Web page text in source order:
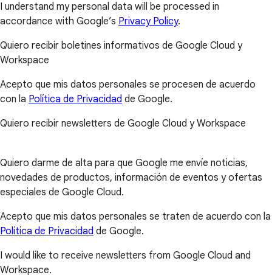
I understand my personal data will be processed in
accordance with Google’s Privacy Policy.
Quiero recibir boletines informativos de Google Cloud y
Workspace
Acepto que mis datos personales se procesen de acuerdo
con la Política de Privacidad de Google.
Quiero recibir newsletters de Google Cloud y Workspace
Quiero darme de alta para que Google me envíe noticias,
novedades de productos, información de eventos y ofertas
especiales de Google Cloud.
Acepto que mis datos personales se traten de acuerdo con la
Política de Privacidad de Google.
I would like to receive newsletters from Google Cloud and
Workspace.